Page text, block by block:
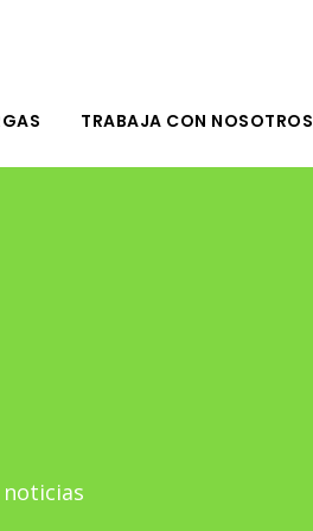
TRABAJA CON NOSOTROS